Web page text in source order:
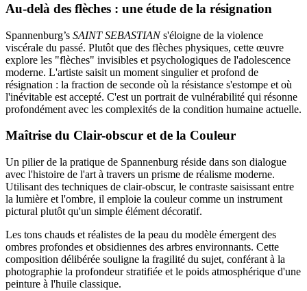
Au-delà des flèches : une étude de la résignation
Spannenburg’s SAINT SEBASTIANs'éloigne de la violence
viscérale du passé. Plutôt que des flèches physiques, cette œuvre
explore les "flèches" invisibles et psychologiques de l'adolescence
moderne. L'artiste saisit un moment singulier et profond de
résignation : la fraction de seconde où la résistance s'estompe et où
l'inévitable est accepté. C'est un portrait de vulnérabilité qui résonne
profondément avec les complexités de la condition humaine actuelle.
Maîtrise du Clair-obscur et de la Couleur
Un pilier de la pratique de Spannenburg réside dans son dialogue
avec l'histoire de l'art à travers un prisme de réalisme moderne.
Utilisant des techniques de clair-obscur, le contraste saisissant entre
la lumière et l'ombre, il emploie la couleur comme un instrument
pictural plutôt qu'un simple élément décoratif.
Les tons chauds et réalistes de la peau du modèle émergent des
ombres profondes et obsidiennes des arbres environnants. Cette
composition délibérée souligne la fragilité du sujet, conférant à la
photographie la profondeur stratifiée et le poids atmosphérique d'une
peinture à l'huile classique.